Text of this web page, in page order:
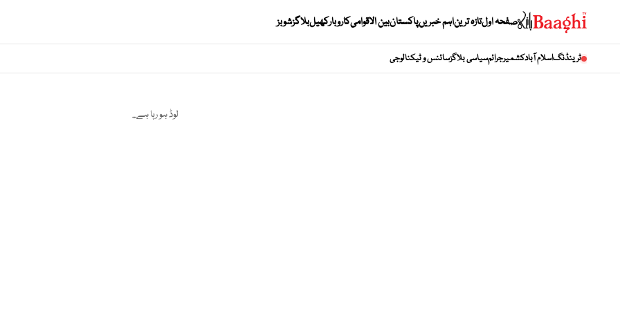
صفحہ اولتازہ تریناہم خبریںپاکستانبین الاقوامیکاروبارکھیلبلاگزشوبز
ٹرینڈنگاسلام آبادکشمیرجرائمسیاسی بلاگزسائنس و ٹیکنالوجی
لوڈ ہو رہا ہے...